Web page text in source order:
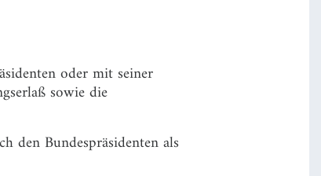
oder mit seiner
sowie die
den Bundespräsidenten als